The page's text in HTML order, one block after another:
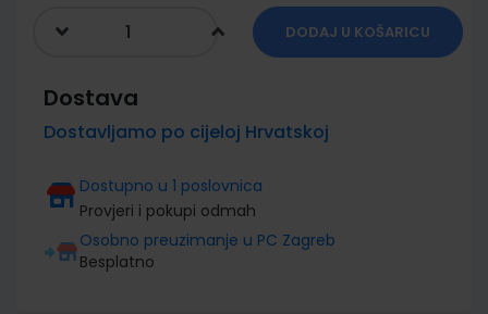
DODAJ U KOŠARICU
Dostava
Dostavljamo po cijeloj Hrvatskoj
Dostupno u 1 poslovnica
Provjeri i pokupi odmah
Osobno preuzimanje u PC Zagreb
Besplatno